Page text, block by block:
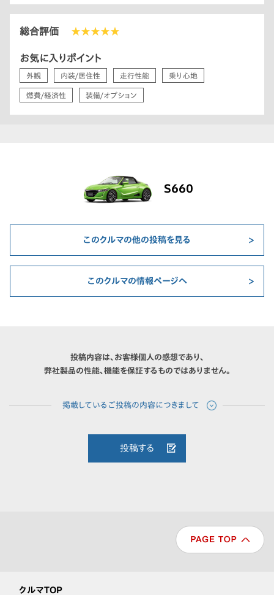
総合評価 ★★★★★
お気に入りポイント
外観 内装/居住性 走行性能 乗り心地
燃費/経済性 装備/オプション
S660
このクルマの他の投稿を見る
このクルマの情報ページへ
投稿内容は、お客様個人の感想であり、
弊社製品の性能、機能を保証するものではありません。
投稿する
クルマTOP